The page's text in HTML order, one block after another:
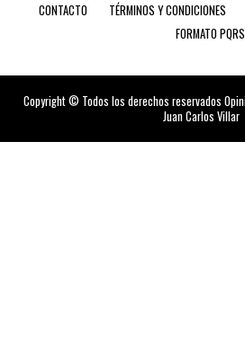
CONTACTO TÉRMINOS Y CONDICIONES
FORMATO PQRS
Copyright © Todos los derechos reservados
Juan Carlos Villar